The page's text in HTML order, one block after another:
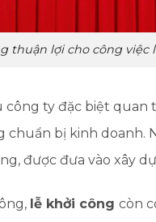
lợi cho công việc
công ty đặc biệt
bị kinh doanh.
được đưa vào xây
lễ khởi công còn